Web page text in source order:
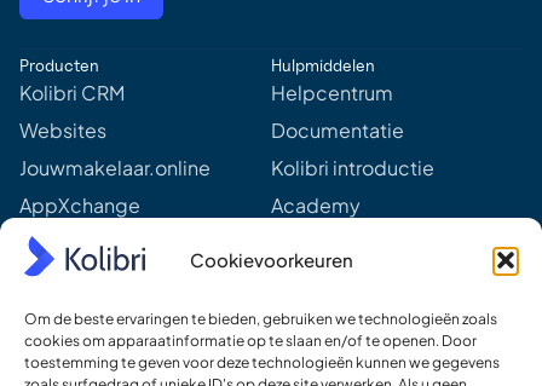
Cookievoorkeuren
Om de beste ervaringen te bieden, gebruiken we technologieën zoals
cookies om apparaatinformatie op te slaan en/of te openen. Door
toestemming te geven voor deze technologieën kunnen we gegevens
l
d
r
s
*
Producten
Kolibri CRM
Websites
Jouwmakelaar.online
AppXchange
Mediapartners
Prijzen
Hulpmiddelen
Helpcentrum
Documentatie
Kolibri introductie
Academy
Aankomende webinars &
events
Meer van Kolibri
Kolibri voor developers
Ons DNA